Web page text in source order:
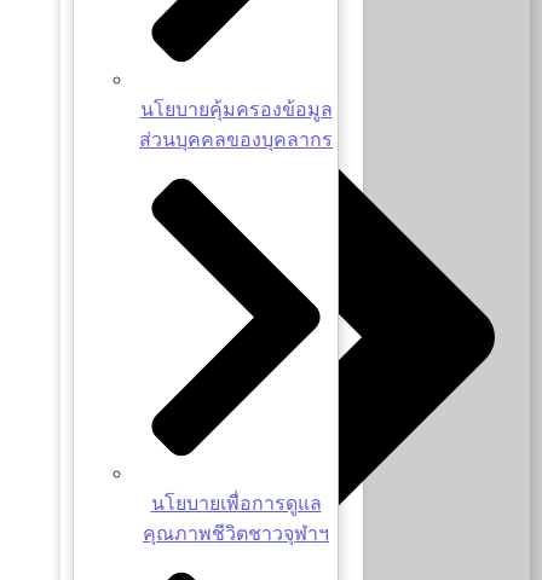
นโยบายคุ้มครองข้อมูล
ส่วนบุคคลของบุคลากร
นโยบายเพื่อการดูแล
คุณภาพชีวิตชาวจุฬาฯ